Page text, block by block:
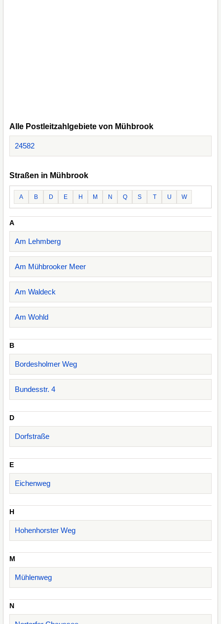
Alle Postleitzahlgebiete von Mühbrook
24582
Straßen in Mühbrook
A B D E H M N Q S T U W
A
Am Lehmberg
Am Mühbrooker Meer
Am Waldeck
Am Wohld
B
Bordesholmer Weg
Bundesstr. 4
D
Dorfstraße
E
Eichenweg
H
Hohenhorster Weg
M
Mühlenweg
N